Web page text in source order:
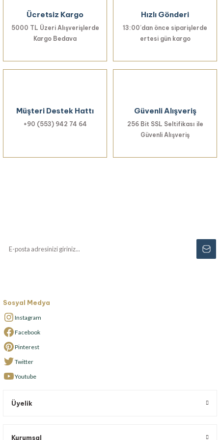
Gönder
14.071,40 TL
14.071,40 TL
Ücretsiz Kargo
5000 TL Üzeri Alışverişlerde
Kargo Bedava
Hızlı Gönderi
13:00’dan önce siparişlerde
ertesi gün kargo
Müşteri Destek Hattı
+90 (553) 942 74 64
Güvenli Alışveriş
256 Bit SSL Seltifikası ile
Güvenli Alışveriş
Sosyal Medya
Instagram
Facebook
Pinterest
Twitter
Youtube
Üyelik
Kurumsal